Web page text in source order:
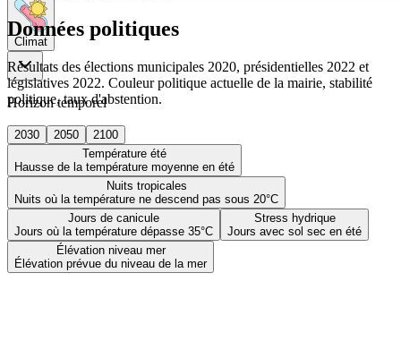
Climat
Horizon temporel
2030 2050
2100
Température été
Hausse de la température moyenne en été
Nuits tropicales
Nuits où la température ne descend pas sous 20°C
Jours de canicule
Jours où la température dépasse 35°C
Stress hydrique
Jours avec sol sec en été
Élévation niveau mer
Élévation prévue du niveau de la mer
Données politiques
Résultats des élections municipales 2020, présidentielles 2022 et
législatives 2022. Couleur politique actuelle de la mairie, stabilité
politique, taux d'abstention.